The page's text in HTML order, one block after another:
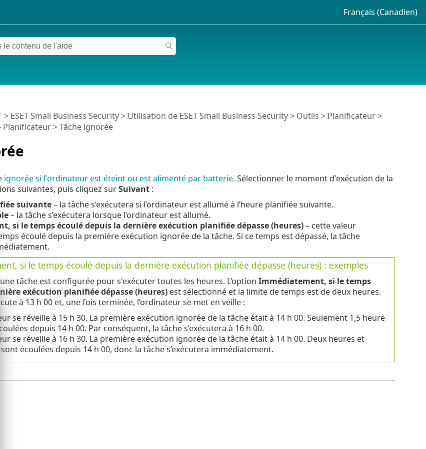
Français (Canadien)
> ESET Small Business Security> Utilisation de ESET Small Business Security> Outils > Planificateur>
> Tâche ignorée
ignorée si l'ordinateur est éteint ou est alimenté par batterie. Sélectionner le moment d'exécution de la
suivantes, puis cliquez surSuivant:
suivante– la tâche s’exécutera si l’ordinateur est allumé à l’heure planifiée suivante.
– la tâche s’exécutera lorsque l’ordinateur est allumé.
si le temps écoulé depuis la dernière exécution planifiée dépasse (heures)– cette valeur
écoulé depuis la première exécution ignorée de la tâche. Si ce temps est dépassé, la tâche
si le temps écoulé depuis la dernière exécution planifiée dépasse (heures) : exemples
tâche est configurée pour s'exécuter toutes les heures. L’option Immédiatement, si le temps
exécution planifiée dépasse (heures)est sélectionné et la limite de temps est de deux heures.
à 13 h 00 et, une fois terminée, l’ordinateur se met en veille :
se réveille à 15 h 30. La première exécution ignorée de la tâche était à 14 h 00. Seulement 1,5 heure
depuis 14 h 00. Par conséquent, la tâche s’exécutera à 16 h 00.
se réveille à 16 h 30. La première exécution ignorée de la tâche était à 14 h 00. Deux heures et
écoulées depuis 14 h 00, donc la tâche s’exécutera immédiatement.